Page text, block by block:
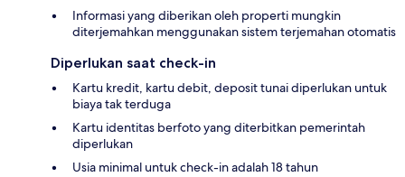
Informasi yang diberikan oleh properti mungkin
diterjemahkan menggunakan sistem terjemahan otomatis
Diperlukan saat check-in
Kartu kredit, kartu debit, deposit tunai diperlukan untuk
biaya tak terduga
Kartu identitas berfoto yang diterbitkan pemerintah
diperlukan
Usia minimal untuk check-in adalah 18 tahun